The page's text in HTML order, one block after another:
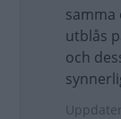
samma
utblås
och